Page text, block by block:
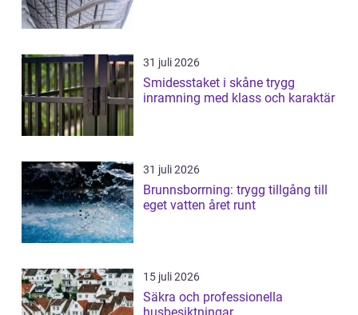
31 juli 2026
Smidesstaket i skåne trygg
inramning med klass och karaktär
31 juli 2026
Brunnsborrning: trygg tillgång till
eget vatten året runt
15 juli 2026
Säkra och professionella